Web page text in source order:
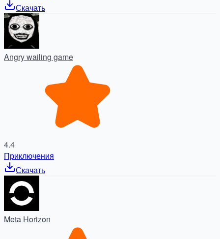
Скачать
Angry wailing game
4.4
Приключения
Скачать
Meta Horizon